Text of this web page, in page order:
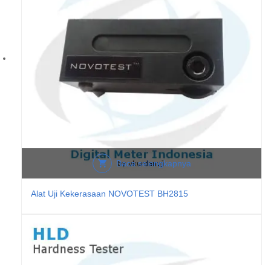
Baca selengkapnya
Alat Uji Kekerasaan NOVOTEST BH2815